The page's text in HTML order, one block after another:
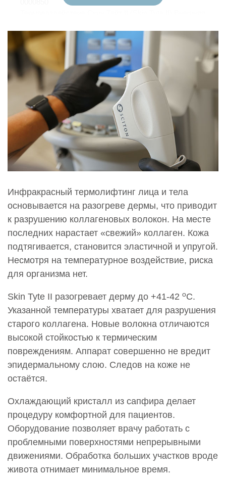
52 500 руб.
0000851
Термовоздействие Скин Тайт II (Skin Tyte II)
Внутренняя поверхность руки (парная зона)
36 000 руб.
0000852
Термовоздействие Скин Тайт II (Skin Tyte II)
Внутренняя часть бедра
28 600 руб.
0000853
Декольте
37 200 руб.
0000854
Термовоздействие Скин Тайт II (Skin Tyte II) Живот
29 500 руб.
0000855
(нижняя часть) 1 зона-20 см
29 500 руб.
0000856
Термовоздействие Скин Тайт II (Skin Tyte II) Кисти
рук (за обе)
31 200 руб.
0000857
(область лба, подбородок, щеки (без век))
52 000 руб.
0000858
Термовоздействие Скин Тайт II (Skin Tyte II) Лицо,
шея, декольте
81 600 руб.
Инфракрасный термолифтинг лица и тела
основывается на разогреве дермы, что приводит
к разрушению коллагеновых волокон. На месте
последних нарастает «свежий» коллаген. Кожа
подтягивается, становится эластичной и упругой.
Несмотря на температурное воздействие, риска
для организма нет.
Skin Tyte II разогревает дерму до +41-42 oC.
Указанной температуры хватает для разрушения
старого коллагена. Новые волокна отличаются
высокой стойкостью к термическим
повреждениям. Аппарат совершенно не вредит
эпидермальному слою. Следов на коже не
остаётся.
Охлаждающий кристалл из сапфира делает
процедуру комфортной для пациентов.
Оборудование позволяет врачу работать с
проблемными поверхностями непрерывными
движениями. Обработка больших участков вроде
живота отнимает минимальное время.